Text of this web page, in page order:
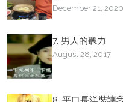
December 21, 2020
7. 男人的聽力
August 28, 2017